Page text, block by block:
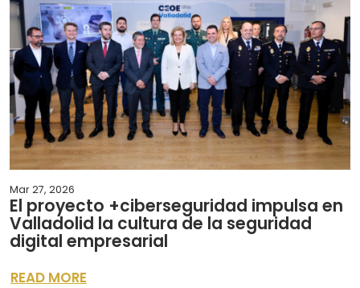
Mar 27, 2026
El proyecto +ciberseguridad impulsa en
Valladolid la cultura de la seguridad
digital empresarial
READ MORE